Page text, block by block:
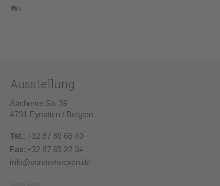
0
Ausstellung
Aachener Str. 39
4731 Eynatten / Belgien
Tel.: +32 87 86 66 40
Fax: +32 87 85 22 34
info@vonderhecken.de